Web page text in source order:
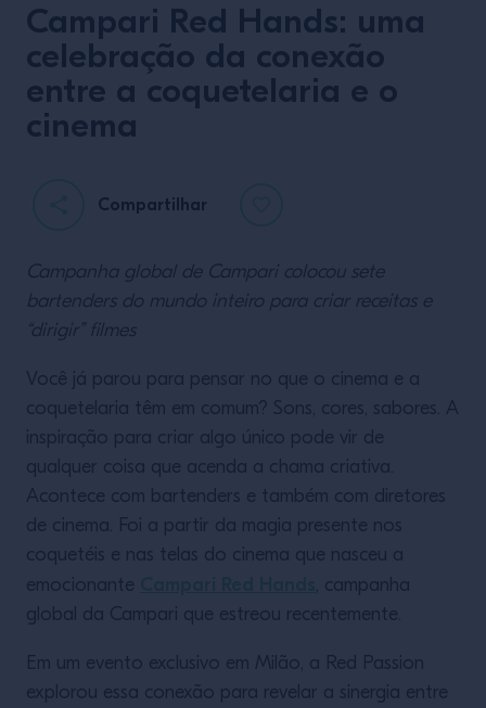
Campari Red Hands: uma
celebração da conexão
entre a coquetelaria e o
cinema
Compartilhar
Campanha global de Campari colocou sete
bartenders do mundo inteiro para criar receitas e
“dirigir” filmes
Você já parou para pensar no que o cinema e a
coquetelaria têm em comum? Sons, cores, sabores. A
inspiração para criar algo único pode vir de
qualquer coisa que acenda a chama criativa.
Acontece com bartenders e também com diretores
de cinema. Foi a partir da magia presente nos
coquetéis e nas telas do cinema que nasceu a
emocionante
, campanha
global da Campari que estreou recentemente.
Em um evento exclusivo em Milão, a Red Passion
explorou essa conexão para revelar a sinergia entre